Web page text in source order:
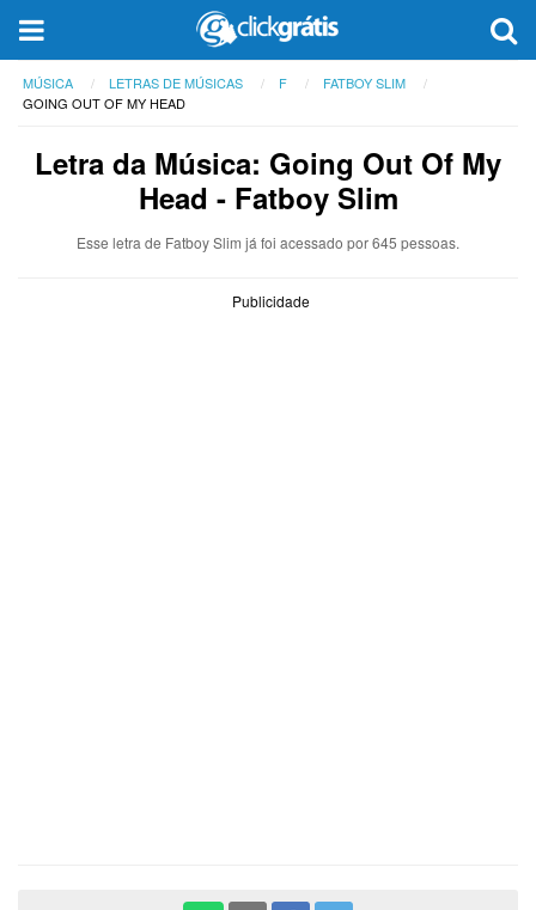
MÚSICA LETRAS DE MÚSICAS F
FATBOY SLIM
GOING OUT OF MY HEAD
Letra da Música: Going Out Of My
Head - Fatboy Slim
Esse letra de Fatboy Slim já foi acessado por 645 pessoas.
Publicidade